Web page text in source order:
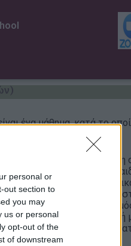
personal or
out section to
you may
us or personal
opt-out of the
of downstream
ένα μάθημα, κατά το
(ακοή, όραση, αφή), η
και η αυτοπεποίθηση του
παιδί μέσα από
ποικίλα ερεθίσματα, που
δεξιοτήτων
έρχεται επιπλέον σε επαφή
τονικού ύψους,